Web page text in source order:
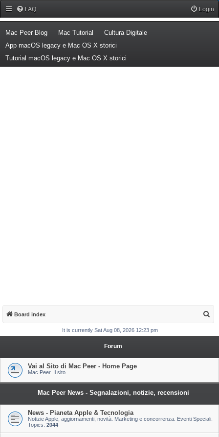
FAQ Login
Mac Peer Blog(Opens a new tab)
Mac Tutorial (Opens a new tab)
Cultura Digitale(Opens a new tab)
App macOS legacy e Mac OS X storici
Tutorial macOS legacy e Mac OS X storici
Board index
a
It is currently Sat Aug 08, 2026 12:23 pm
Forum
Vai al Sito di Mac Peer - Home Page
Mac Peer. Il sito
Mac Peer News - Segnalazioni, notizie, recensioni
News - Pianeta Apple & Tecnologia
Notizie Apple, aggiornamenti, novità. Marketing e concorrenza. Eventi Speciali.
Topics: 2044